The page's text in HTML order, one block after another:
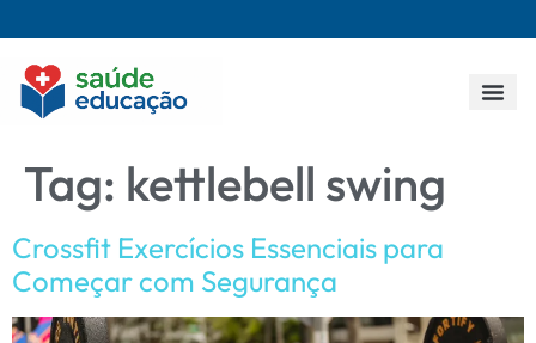
Tag: kettlebell swing
Crossfit Exercícios Essenciais para
Começar com Segurança